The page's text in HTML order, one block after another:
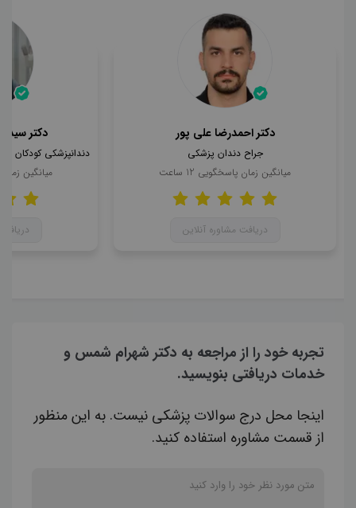
دکتر احمدرضا علی پور
جراح دندان پزشکی
میانگین زمان پاسخگویی 12 ساعت
دریافت مشاوره آنلاین
دکتر سید
میانگین
تجربه خود را از مراجعه به دکتر شهرام شمس و
خدمات دریافتی بنویسید.
اینجا محل درج سوالات پزشکی نیست. به این منظور
از قسمت مشاوره استفاده کنید.